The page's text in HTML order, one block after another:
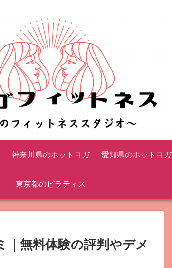
神奈川県のホットヨガ 愛知県のホットヨガ
東京都のピラティス
｜無料体験の評判やデメ